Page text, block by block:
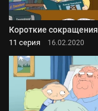
Короткие сокращения
11 серия 16.02.2020